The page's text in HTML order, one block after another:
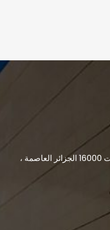
القطعة 1، الحصة 515، أولاد فايت 16000 الجزائر العاصمة ،